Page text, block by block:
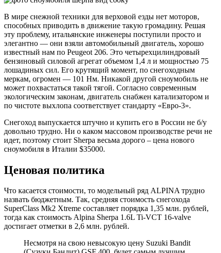
В мире снежной техники для верховой езды нет моторов,
способных приводить в движение такую громадину. Решая
эту проблему, итальянские инженеры поступили просто и
элегантно — они взяли автомобильный двигатель, хорошо
известный нам по Peugeot 206. Это четырехцилиндровый
бензиновый силовой агрегат объемом 1,4 л и мощностью 75
лошадиных сил. Его крутящий момент, по снегоходным
меркам, огромен — 101 Нм. Никакой другой сноумобиль не
может похвастаться такой тягой. Согласно современным
экологическим законам, двигатель снабжен катализатором и
по чистоте выхлопа соответствует стандарту «Евро-3».
Снегоход выпускается штучно и купить его в России не б/у
довольно трудно. Ни о каком массовом производстве речи не
идет, поэтому стоит Sherpa весьма дорого – цена нового
сноумобиля в Италии $35000.
Ценовая политика
Что касается стоимости, то модельный ряд ALPINA трудно
назвать бюджетным. Так, средняя стоимость снегохода
SuperClass Mk2 Xtreme составляет порядка 1,35 млн. рублей,
тогда как стоимость Alpina Sherpa 1.6L Ti-VCT 16-valve
достигает отметки в 2,6 млн. рублей.
Несмотря на свою невысокую цену Suzuki Bandit